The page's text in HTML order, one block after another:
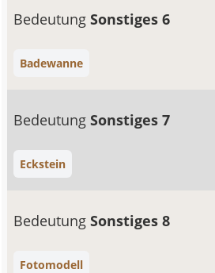
BedeutungSonstiges 6
Badewanne
BedeutungSonstiges 7
Eckstein
BedeutungSonstiges 8
Fotomodell